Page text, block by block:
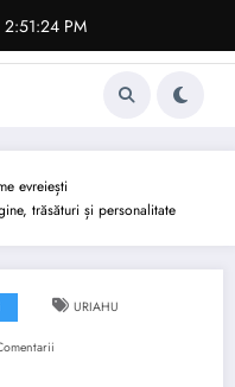
2:51:25 PM
evreiești
trăsături și personalitate
URIAHU